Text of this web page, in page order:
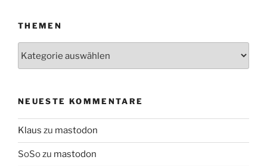
THEMEN
NEUESTE KOMMENTARE
Klaus zu mastodon
SoSozu mastodon